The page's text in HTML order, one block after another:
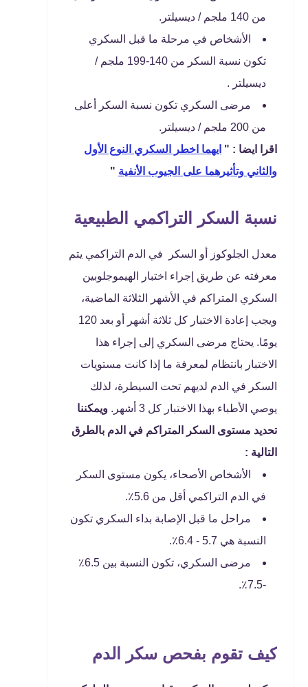
من 140 ملجم / ديسيلتر.
الأشخاص في مرحلة ما قبل السكري
تكون نسبة السكر من 140-199 ملجم /
ديسيلتر .
مرضى السكري تكون نسبة السكر أعلى
من 200 ملجم / ديسيلتر.
اقرا ايضا : " ايهما اخطر السكري النوع الأول
والثاني وتأثيرهما على الجيوب الأنفية "
نسبة السكر التراكمي الطبيعية
معدل الجلوكوز أو السكر في الدم التراكمي يتم
معرفته عن طريق إجراء اختبار الهيموجلوبين
السكري المتراكم في الأشهر الثلاثة الماضية،
ويجب إعادة الاختبار كل ثلاثة أشهر أو بعد 120
يومًا. يحتاج مرضى السكري إلى إجراء هذا
الاختبار بانتظام لمعرفة ما إذا كانت مستويات
السكر في الدم لديهم تحت السيطرة، لذلك
يوصي الأطباء بهذا الاختبار كل 3 أشهر.
ويمكننا
تحديد مستوى السكر المتراكم في الدم بالطرق
التالية :
الأشخاص الأصحاء، يكون مستوى السكر
في الدم التراكمي أقل من 5.6٪.
مراحل ما قبل الإصابة بداء السكري تكون
النسبة هي 5.7 - 6.4٪.
مرضى السكري، تكون النسبة بين 6.5٪
-7.5٪.
كيف تقوم بفحص سكر الدم